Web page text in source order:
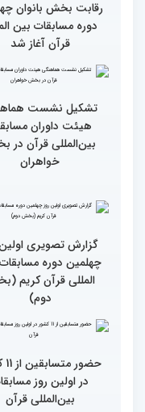
طنینی به وسعت یک
گزارش توصیفی و
نگاری از حال و هوای
روز مسابقات قرآن
رقابت بخش بانوان
دوره مسابقات بین
قرآن آغاز شد
هیئت داوران
بین‌المللی قرآن در
خواهران
گزارش تصویری
چهلمین دوره مسابقات
المللی قرآن کریم